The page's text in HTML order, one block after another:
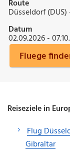
Route
Düsseldorf (DUS)
Datum
02.09.2026 -
Fluege
Reiseziele in
Flug
Gibraltar